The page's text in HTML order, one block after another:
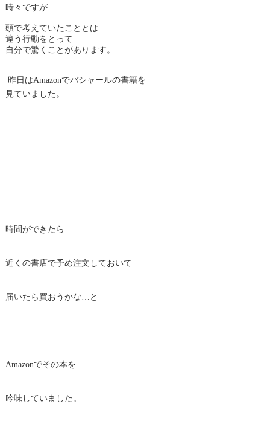
時々ですが
頭で考えていたこととは
違う行動をとって
自分で驚くことがあります。
昨日はAmazonでバシャールの書籍を
見ていました。
時間ができたら
近くの書店で予め注文しておいて
届いたら買おうかな…と
Amazonでその本を
吟味していました。